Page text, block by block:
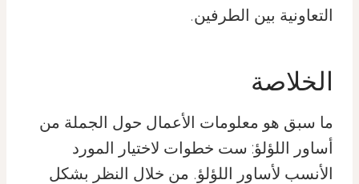
التعاونية بين الطرفين.
الخلاصة
ما سبق هو معلومات الأعمال حول الجملة من
أساور اللؤلؤ: ست خطوات لاختيار المورد
الأنسب لأساور اللؤلؤ. من خلال النظر بشكل